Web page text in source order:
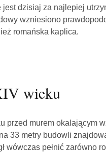
dzisiaj za najlepiej
wzniesiono
romańska kaplica.
wieku
przed murem okalającym
33 metry budowli
wówczas pełnić zarówno